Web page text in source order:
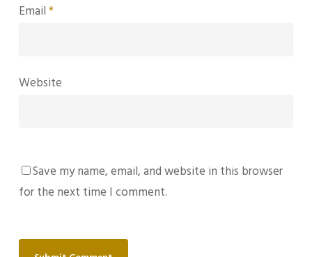
Email*
Website
Save my name, email, and website in this browser
for the next time I comment.